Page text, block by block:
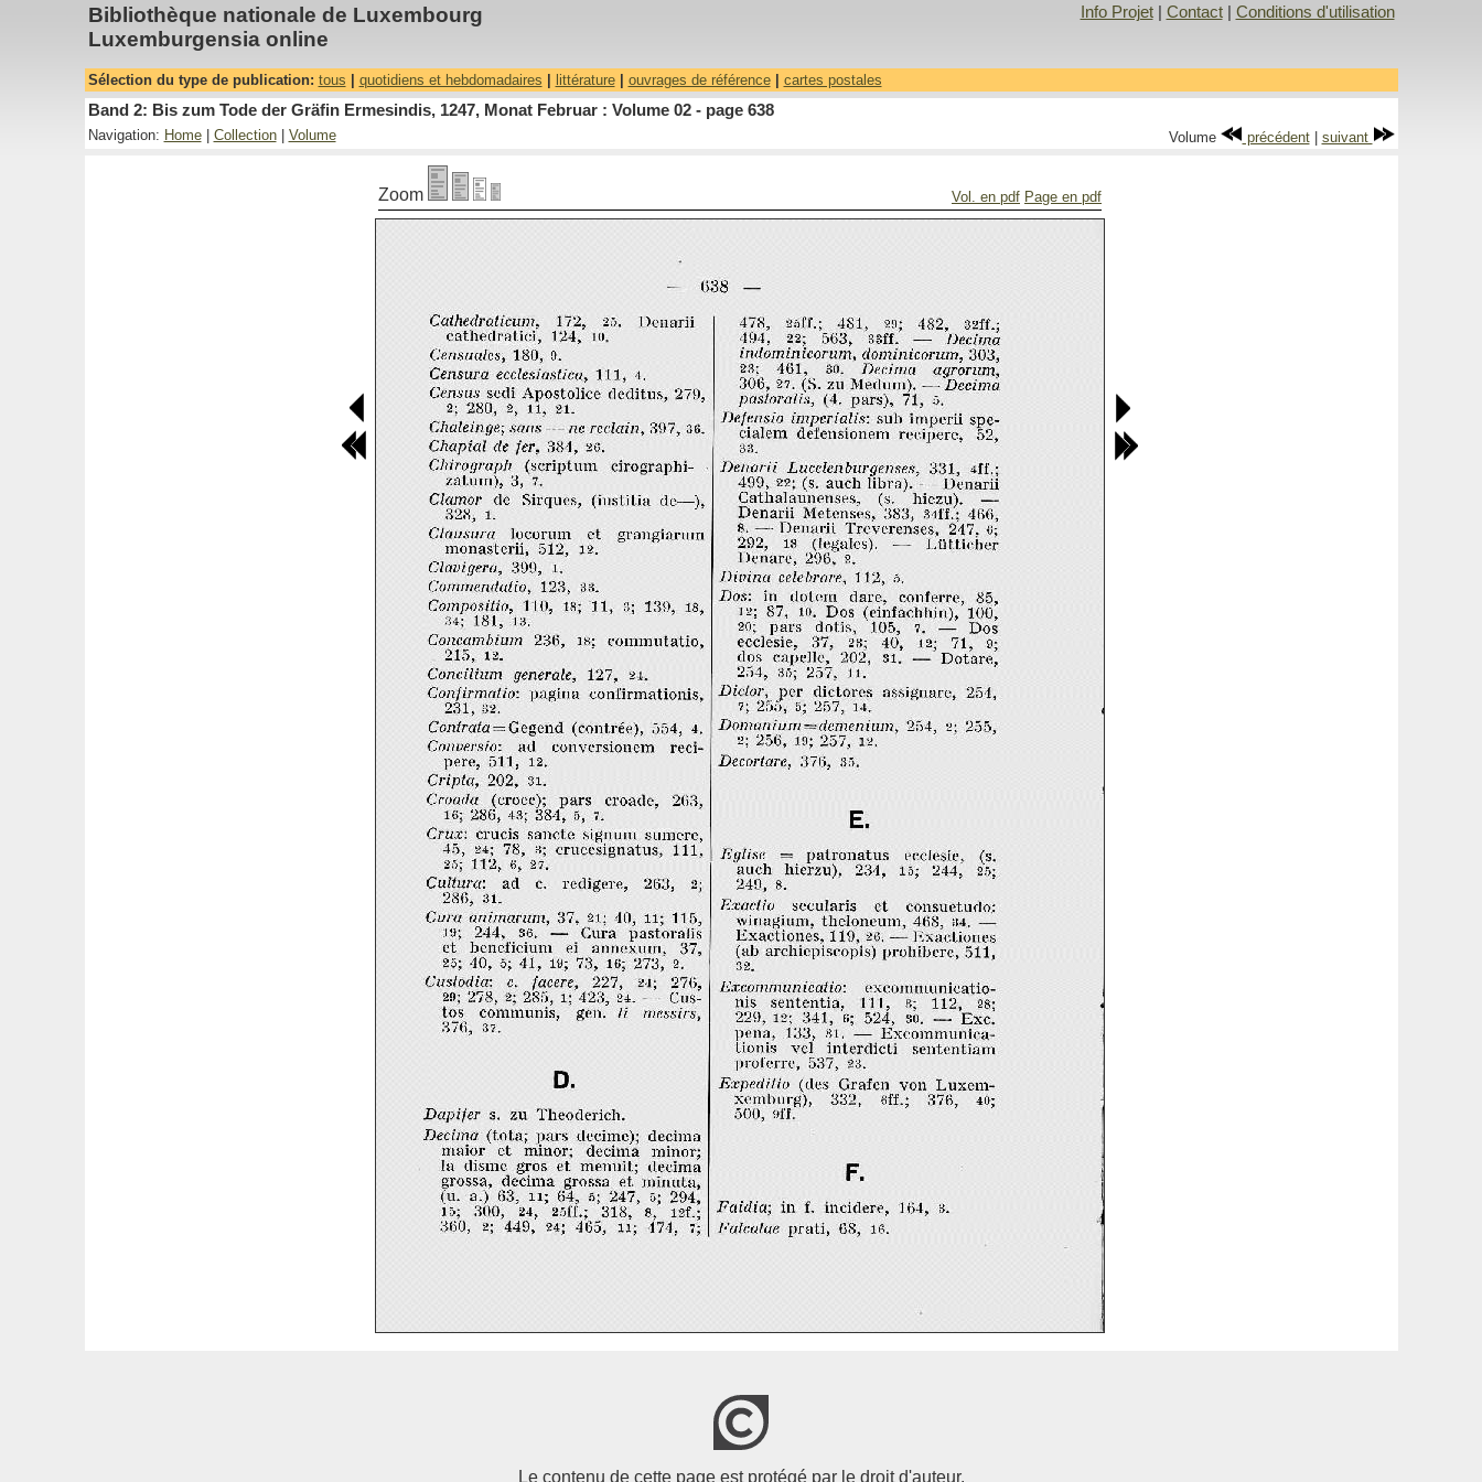
Bibliothèque nationale de Luxembourg
Luxemburgensia online
Info Projet| Contact| Conditions d'utilisation
Sélection du type de publication: tous quotidiens et hebdomadaires littérature| ouvrages de référence| cartes postales
Band 2: Bis zum Tode der Gräfin Ermesindis, 1247, Monat Februar : Volume 02 - page 638
Navigation: Home| Collection| Volume Volume précédent| suivant
Zoom Vol. en pdf Page en pdf
Le contenu de cette page est protégé par le droit d'auteur.